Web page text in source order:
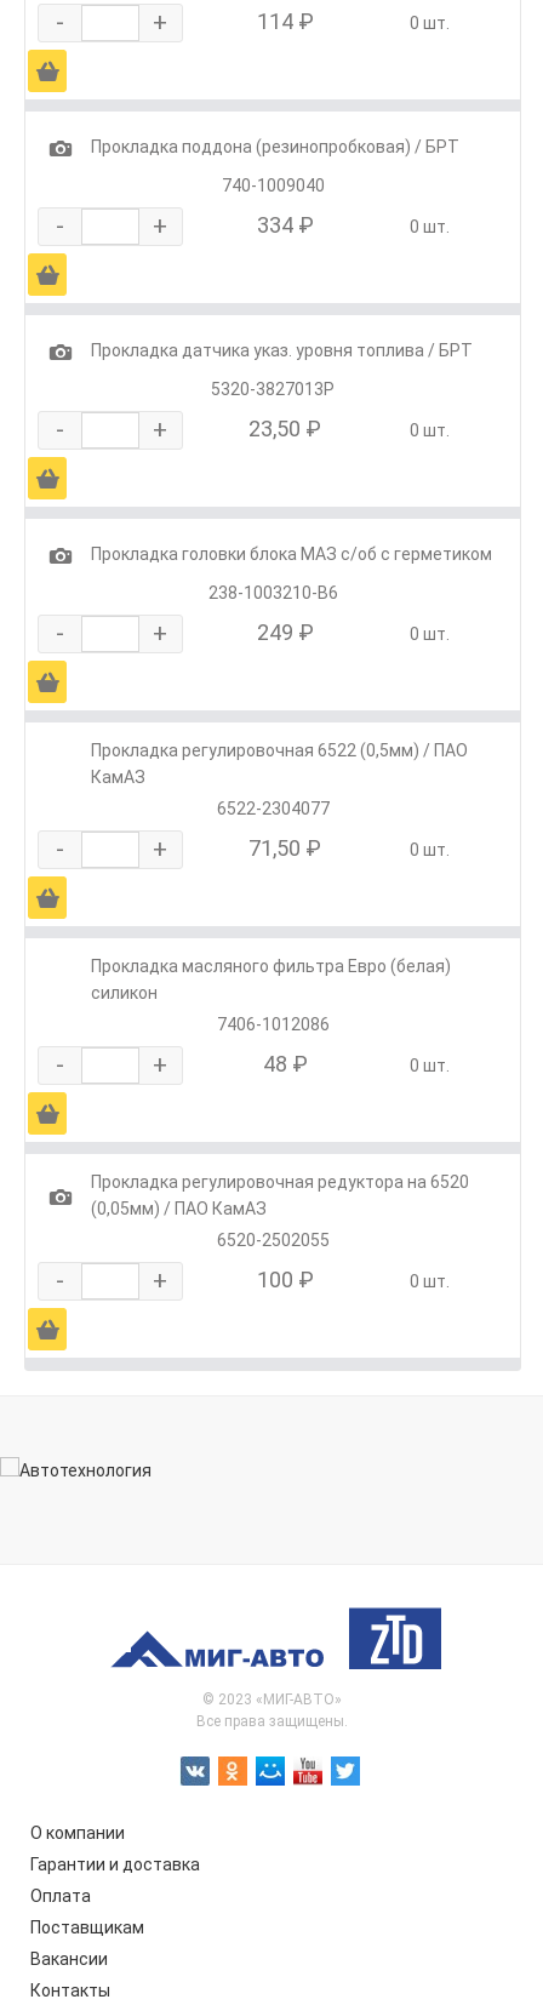
- + 114 ₽ 0 шт.
Ä
1
Прокладка поддона (резинопробковая) / БРТ
740-1009040
- + 334 ₽ 0 шт.
Ä
1
Прокладка датчика указ. уровня топлива / БРТ
5320-3827013Р
- + 23,50 ₽ 0 шт.
Ä
1
Прокладка головки блока МАЗ с/об с герметиком
238-1003210-В6
- + 249 ₽ 0 шт.
Ä
Прокладка регулировочная 6522 (0,5мм) / ПАО
КамАЗ
6522-2304077
- + 71,50 ₽ 0 шт.
Ä
Прокладка масляного фильтра Евро (белая)
силикон
7406-1012086
- + 48 ₽ 0 шт.
Ä
1
Прокладка регулировочная редуктора на 6520
(0,05мм) / ПАО КамАЗ
6520-2502055
- + 100 ₽ 0 шт.
Ä
© 2023 «МИГ-АВТО»
Все права защищены.
О компании
Гарантии и доставка
Оплата
Поставщикам
Вакансии
Контакты